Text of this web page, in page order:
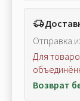
Отправка
Для
Возврат